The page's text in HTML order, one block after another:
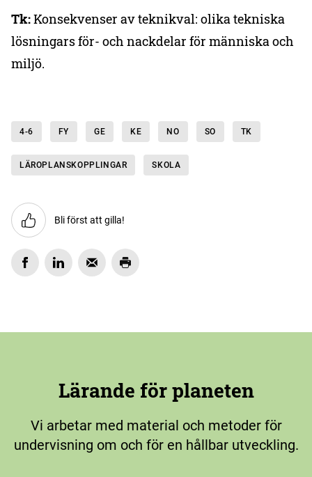
Tk:Konsekvenser av teknikval: olika tekniska
lösningars för- och nackdelar för människa och
miljö.
4-6 FY GE KE NO SO TK
LÄROPLANSKOPPLINGAR SKOLA
Bli först att gilla!
Lärande för planeten
Vi arbetar med material och metoder för
undervisning om och för en hållbar utveckling.